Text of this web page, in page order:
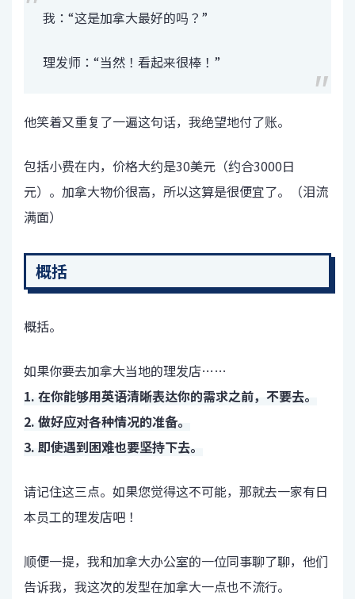
我：“这是加拿大最好的吗？”
理发师：“当然！看起来很棒！”
他笑着又重复了一遍这句话，我绝望地付了账。
包括小费在内，价格大约是30美元（约合3000日
元）。加拿大物价很高，所以这算是很便宜了。（泪流
满面）
概括
概括。
如果你要去加拿大当地的理发店……
1. 在你能够用英语清晰表达你的需求之前，不要去。
2. 做好应对各种情况的准备。
3. 即使遇到困难也要坚持下去。
请记住这三点。如果您觉得这不可能，那就去一家有日
本员工的理发店吧！
顺便一提，我和加拿大办公室的一位同事聊了聊，他们
告诉我，我这次的发型在加拿大一点也不流行。